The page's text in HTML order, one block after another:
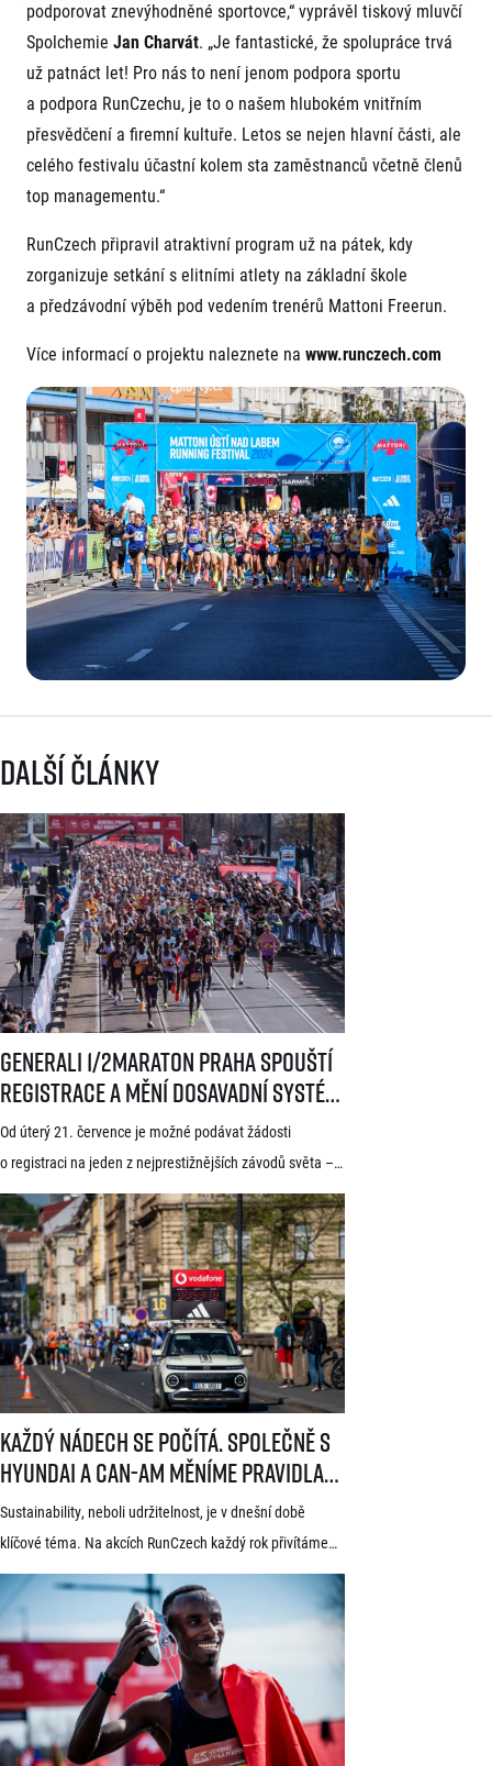
podporovat znevýhodněné sportovce,“ vyprávěl tiskový mluvčí
Spolchemie Jan Charvát. „Je fantastické, že spolupráce trvá
už patnáct let! Pro nás to není jenom podpora sportu
a podpora RunCzechu, je to o našem hlubokém vnitřním
přesvědčení a firemní kultuře. Letos se nejen hlavní části, ale
celého festivalu účastní kolem sta zaměstnanců včetně členů
top managementu.“
RunCzech připravil atraktivní program už na pátek, kdy
zorganizuje setkání s elitními atlety na základní škole
a předzávodní výběh pod vedením trenérů Mattoni Freerun.
Více informací o projektu naleznete na www.runczech.com
Další články
Generali 1/2Maraton Praha spouští
registrace a mění dosavadní systém!
Třítýdenní lhůta na podání žádosti
startuje 21. července
Od úterý 21. července je možné podávat žádosti
o registraci na jeden z nejprestižnějších závodů světa –
Generali 1/2Maraton Praha. Do povědomí běžců se
dostal nejen trasou vedoucí srdcem historické Prahy, ale
i tradicí a naprosto jedinečnou atmosférou. Pyšní se
známkou kvality World Athletics Elite Label, spadá do
seriálu evropských půlmaratonů zvaného SuperHalfs
a jedná se o nejžádanější z pěti závodů RunCzech Halfs.
[…]
Generali 1/2Maraton Praha spouští registrace a mění dosavadní
Každý nádech se počítá. Společně s
Hyundai a Can-Am měníme pravidla
hry
Sustainability, neboli udržitelnost, je v dnešní době
klíčové téma. Na akcích RunCzech každý rok přivítáme
statisíce osob, které motivujeme k pohybu a zdravému
životnímu stylu. S každou masovou akcí se však pojí také
odpovědnost vůči životnímu prostředí a pro nás
v RunCzech jde samozřejmě o důležitou součást při
pořádání našich závodů. Společnost RunCzech se
dlouhodobě snaží vylepšovat svá opatření související
s udržitelností při […]
Každý nádech se počítá. Společně s Hyundai a Can-Am měníme